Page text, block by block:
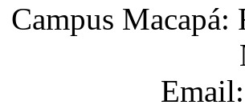
Campus